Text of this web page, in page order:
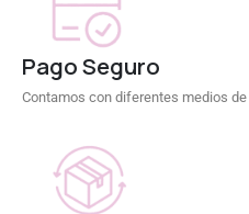
Pago Seguro
Contamos con diferentes medios